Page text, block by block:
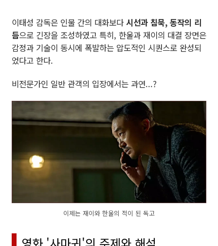
이태성 감독은 인물 간의 대화보다시선과 침묵, 동작의 리
듬으로 긴장을 조성하였고 특히, 한울과 재이의 대결 장면은
감정과 기술이 동시에 폭발하는 압도적인 시퀀스로 완성되
었다고 한다.
비전문가인 일반 관객의 입장에서는 과연...?
이제는 재이와 한울의 적이 된 독고